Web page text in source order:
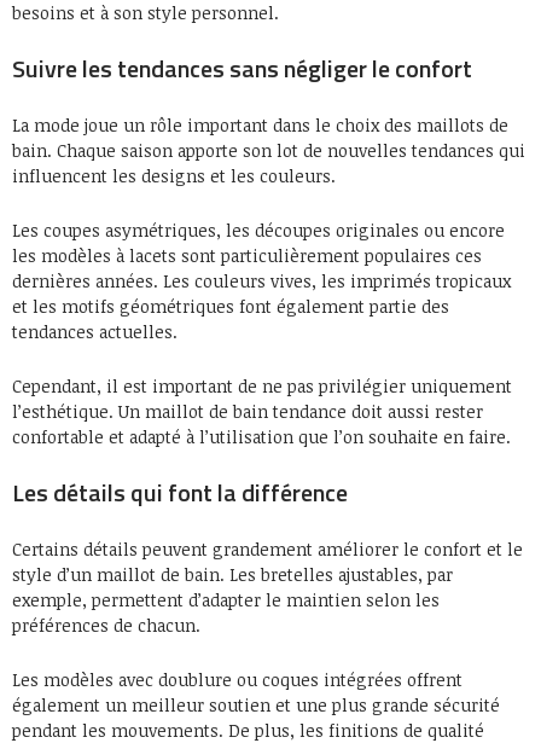
besoins et à son style personnel.
Suivre les tendances sans négliger le confort
La mode joue un rôle important dans le choix des maillots de
bain. Chaque saison apporte son lot de nouvelles tendances qui
influencent les designs et les couleurs.
Les coupes asymétriques, les découpes originales ou encore
les modèles à lacets sont particulièrement populaires ces
dernières années. Les couleurs vives, les imprimés tropicaux
et les motifs géométriques font également partie des
tendances actuelles.
Cependant, il est important de ne pas privilégier uniquement
l’esthétique. Un maillot de bain tendance doit aussi rester
confortable et adapté à l’utilisation que l’on souhaite en faire.
Les détails qui font la différence
Certains détails peuvent grandement améliorer le confort et le
style d’un maillot de bain. Les bretelles ajustables, par
exemple, permettent d’adapter le maintien selon les
préférences de chacun.
Les modèles avec doublure ou coques intégrées offrent
également un meilleur soutien et une plus grande sécurité
pendant les mouvements. De plus, les finitions de qualité